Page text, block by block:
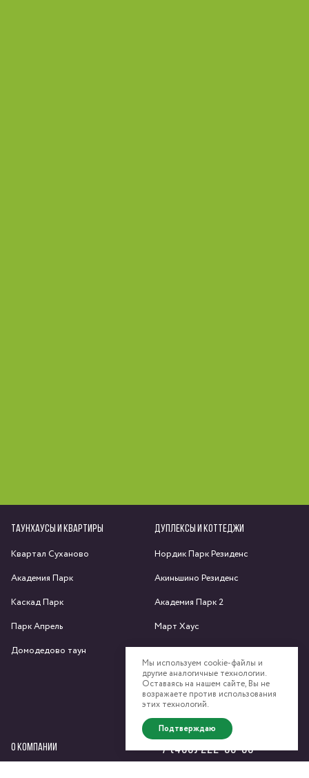
Мы используем cookie-файлы и
другие аналогичные технологии.
Оставаясь на нашем сайте, Вы не
возражаете против использования
этих технологий.
Подтверждаю
ТАУНХАУСЫ И КВАРТИРЫ
Квартал Суханово
Академия Парк
Каскад Парк
Парк Апрель
Домодедово таун
ДУПЛЕКСЫ И КОТТЕДЖИ
Нордик Парк Резиденс
Акиньшино Резиденс
Академия Парк 2
Март Хаус
Яхрома парк
Спас-Каменка
Федоскино Парк
О КОМПАНИИ +7 (495) 222-58-58